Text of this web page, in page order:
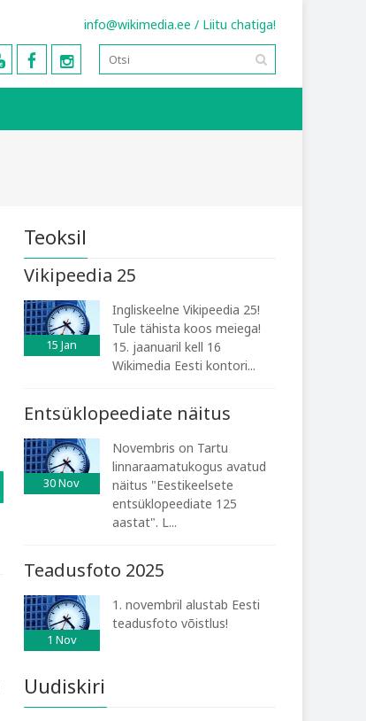
info@wikimedia.ee / Liitu chatiga!
Teoksil
Vikipeedia 25
15 Jan
Ingliskeelne Vikipeedia 25!
Tule tähista koos meiega!
15. jaanuaril kell 16
Wikimedia Eesti kontori...
Entsüklopeediate näitus
30Nov
Novembris on Tartu
linnaraamatukogus avatud
näitus "Eestikeelsete
entsüklopeediate 125
aastat". L...
Teadusfoto 2025
1 Nov
1. novembril alustab Eesti
teadusfoto võistlus!
Uudiskiri